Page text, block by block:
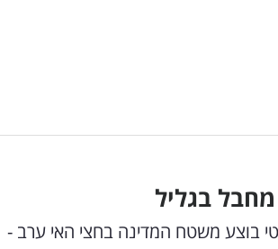
בוצע משטח המדינה בחצי האי ערב -